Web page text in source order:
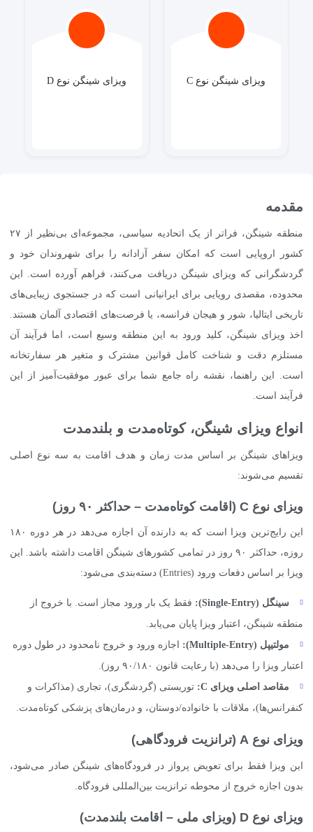
ویزای شینگن نوع C ویزای شینگن نوع D
مقدمه
منطقه شینگن، فراتر از یک اتحادیه سیاسی، مجموعه‌ای بی‌نظیر از ۲۷
کشور اروپایی است که امکان سفر آزادانه را برای شهروندان خود و
گردشگرانی که ویزای شینگن دریافت می‌کنند، فراهم آورده است. این
محدوده، مقصدی رویایی برای ایرانیانی است که در جستجوی زیبایی‌های
تاریخی ایتالیا، شور و هیجان فرانسه، یا فرصت‌های اقتصادی آلمان هستند.
اخذ ویزای شینگن، کلید ورود به این منطقه وسیع است، اما فرآیند آن
مستلزم دقت و شناخت کامل قوانین مشترک و متغیر هر سفارتخانه
است. این راهنما، نقشه راه جامع شما برای عبور موفقیت‌آمیز از این
فرآیند است.
انواع ویزای شینگن، کوتاه‌مدت و بلندمدت
ویزاهای شینگن بر اساس مدت زمان و هدف اقامت به سه نوع اصلی
تقسیم می‌شوند:
ویزای نوع C (اقامت کوتاه‌مدت – حداکثر ۹۰ روز)
این رایج‌ترین ویزا است که به دارنده آن اجازه می‌دهد در هر دوره ۱۸۰
روزه، حداکثر ۹۰ روز در تمامی کشورهای شینگن اقامت داشته باشد. این
ویزا بر اساس دفعات ورود (Entries) دسته‌بندی می‌شود:
سینگل (Single-Entry
): فقط یک بار ورود مجاز است. با خروج از
منطقه شینگن، اعتبار ویزا پایان می‌یابد.
مولتیپل (Multiple-Entry
): اجازه ورود و خروج نامحدود در طول دوره
اعتبار ویزا را می‌دهد (با رعایت قانون ۹۰/۱۸۰ روز).
مقاصد اصلی ویزای C
: توریستی (گردشگری)، تجاری (مذاکرات و
کنفرانس‌ها)، ملاقات با خانواده/دوستان، و درمان‌های پزشکی کوتاه‌مدت.
ویزای نوع A (ترانزیت فرودگاهی)
این ویزا فقط برای تعویض پرواز در فرودگاه‌های شینگن صادر می‌شود،
بدون اجازه خروج از محوطه ترانزیت بین‌المللی فرودگاه.
ویزای نوع D (ویزای ملی – اقامت بلندمدت)